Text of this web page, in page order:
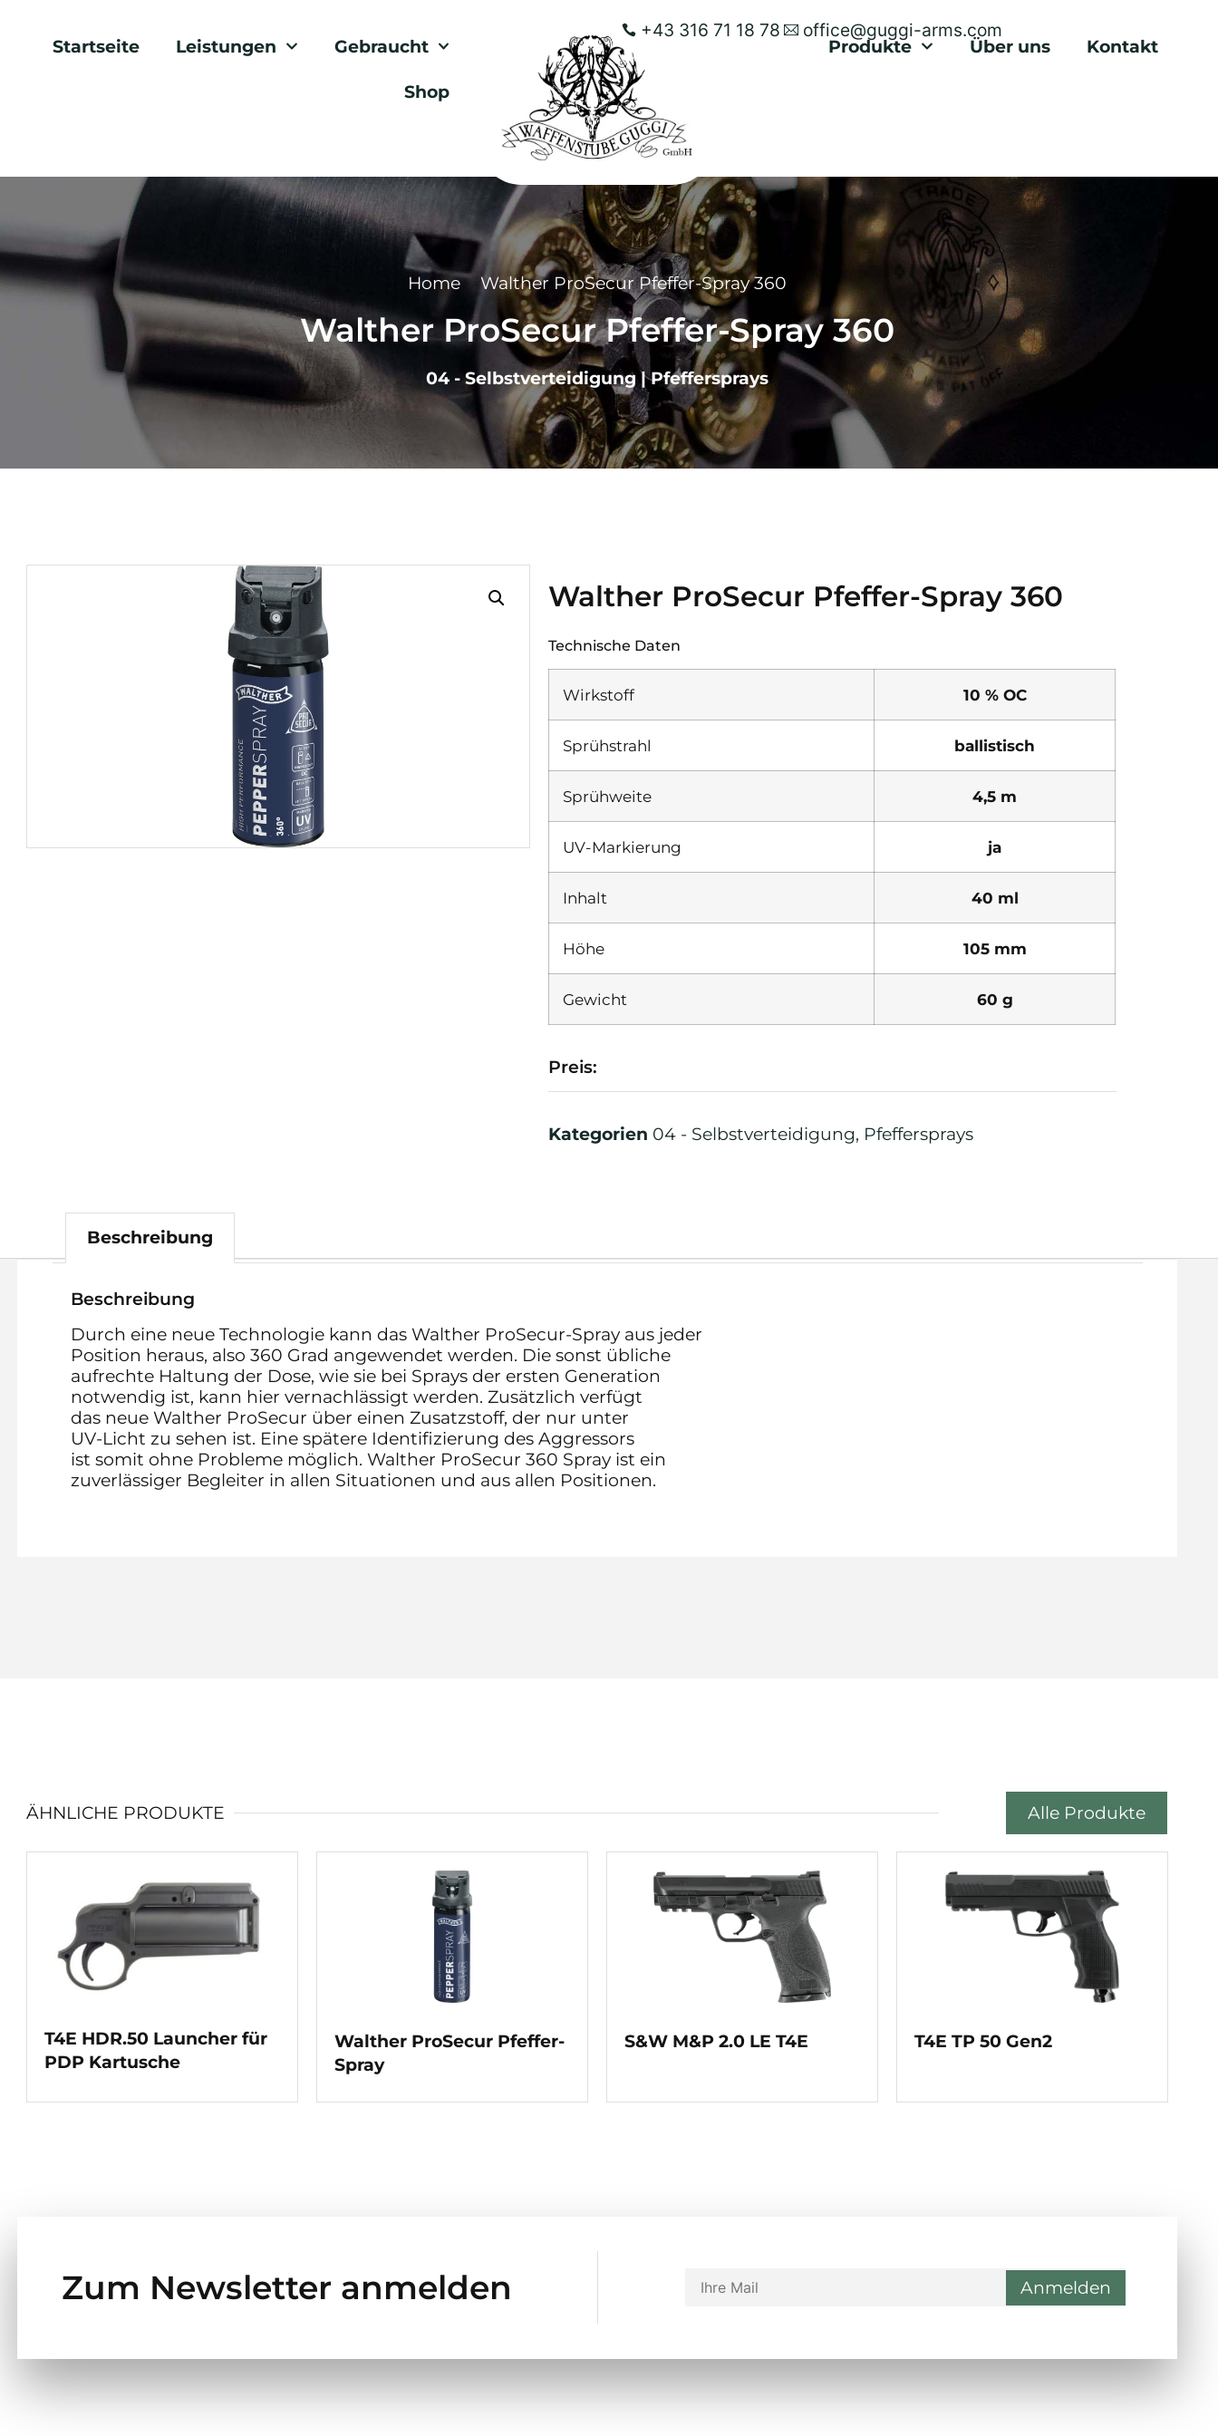
+43 316 71 18 78 office@guggi-arms.com
Startseite Leistungen Gebraucht
Shop
Produkte Über uns Kontakt
Home Walther ProSecur Pfeffer-Spray 360
Walther ProSecur Pfeffer-Spray 360
04 - Selbstverteidigung|Pfeffersprays
Walther ProSecur Pfeffer-Spray 360
Technische Daten
Wirkstoff 10 % OC
Sprühstrahl ballistisch
Sprühweite 4,5 m
UV-Markierung ja
Inhalt 40 ml
Höhe 105 mm
Gewicht 60 g
Preis:
Kategorien 04 - Selbstverteidigung, Pfeffersprays
Beschreibung
Beschreibung
Durch eine neue Technologie kann das Walther ProSecur-Spray aus jeder
Position heraus, also 360 Grad angewendet werden. Die sonst übliche
aufrechte Haltung der Dose, wie sie bei Sprays der ersten Generation
notwendig ist, kann hier vernachlässigt werden. Zusätzlich verfügt
das neue Walther ProSecur über einen Zusatzstoff, der nur unter
UV-Licht zu sehen ist. Eine spätere Identifizierung des Aggressors
ist somit ohne Probleme möglich. Walther ProSecur 360 Spray ist ein
zuverlässiger Begleiter in allen Situationen und aus allen Positionen.
ÄHNLICHE PRODUKTE Alle Produkte
T4E HDR.50 Launcher für
PDP Kartusche
Walther ProSecur Pfeffer-
Spray
S&W M&P 2.0 LE T4E T4E TP 50 Gen2
Zum Newsletter anmelden